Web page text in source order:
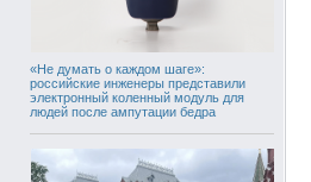
«Не думать о каждом шаге»:
российские инженеры представили
электронный коленный модуль для
людей после ампутации бедра